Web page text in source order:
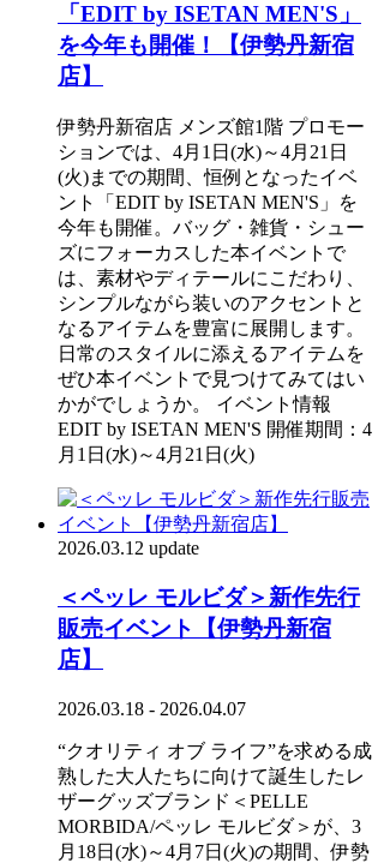
「EDIT by ISETAN MEN'S」
を今年も開催！【伊勢丹新宿
店】
伊勢丹新宿店 メンズ館1階 プロモー
ションでは、4月1日(水)～4月21日
(火)までの期間、恒例となったイベ
ント「EDIT by ISETAN MEN'S」を
今年も開催。バッグ・雑貨・シュー
ズにフォーカスした本イベントで
は、素材やディテールにこだわり、
シンプルながら装いのアクセントと
なるアイテムを豊富に展開します。
日常のスタイルに添えるアイテムを
ぜひ本イベントで見つけてみてはい
かがでしょうか。 イベント情報
EDIT by ISETAN MEN'S 開催期間：4
月1日(水)～4月21日(火)
2026.03.12 update
＜ペッレ モルビダ＞新作先行
販売イベント【伊勢丹新宿
店】
2026.03.18 - 2026.04.07
“クオリティ オブ ライフ”を求める成
熟した大人たちに向けて誕生したレ
ザーグッズブランド＜PELLE
MORBIDA/ペッレ モルビダ＞が、3
月18日(水)～4月7日(火)の期間、伊勢